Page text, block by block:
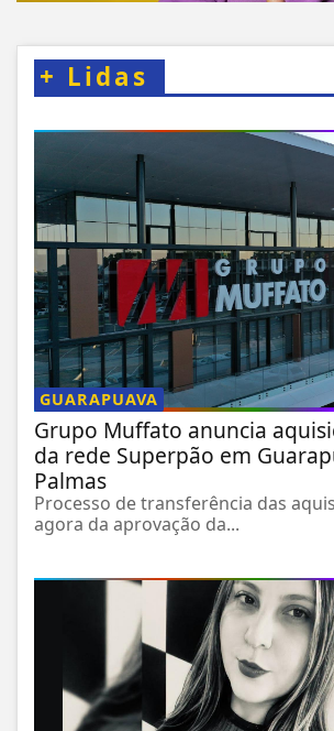
+ Lidas
GUARAPUAVA
Grupo Muffato anuncia
da rede Superpão em
Palmas
Processo de transferência das
agora da aprovação da...